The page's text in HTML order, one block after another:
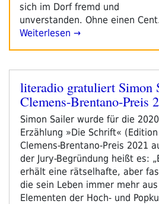
sich im Dorf fremd und
unverstanden. Ohne einen
Weiterlesen →
Veröffentlicht
am
literadio gratuliert Simon
Clemens-Brentano-Preis
Simon Sailer wurde für die
Erzählung »Die Schrift«
Clemens-Brentano-Preis 2021
der Jury-Begründung heißt es:
erhält eine rätselhafte, aber
die sein Leben immer mehr
Elementen der Hoch- und